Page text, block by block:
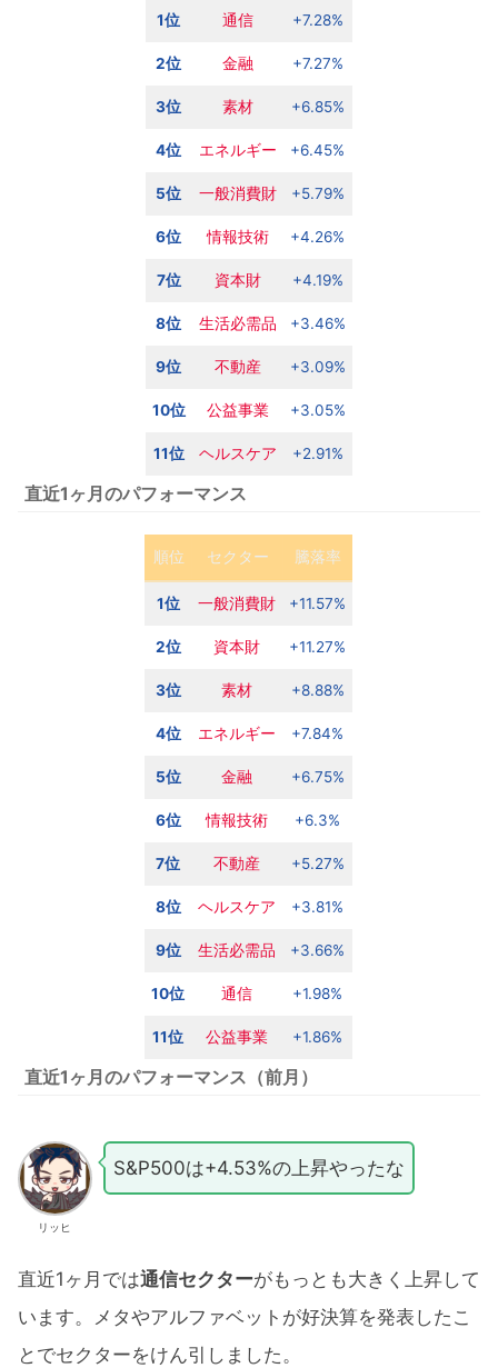
1位 通信 +7.28%
2位 金融 +7.27%
3位 素材 +6.85%
4位 エネルギー +6.45%
5位 一般消費財 +5.79%
6位 情報技術 +4.26%
7位 資本財 +4.19%
8位 生活必需品 +3.46%
9位 不動産 +3.09%
10位 公益事業 +3.05%
11位 ヘルスケア +2.91%
直近1ヶ月のパフォーマンス
順位 セクター 騰落率
1位 一般消費財 +11.57%
2位 資本財 +11.27%
3位 素材 +8.88%
4位 エネルギー +7.84%
5位 金融 +6.75%
6位 情報技術 +6.3%
7位 不動産 +5.27%
8位 ヘルスケア +3.81%
9位 生活必需品 +3.66%
10位 通信 +1.98%
11位 公益事業 +1.86%
直近1ヶ月のパフォーマンス（前月）
リッヒ
S&P500は+4.53%の上昇やったな
直近1ヶ月では通信セクターがもっとも大きく上昇して
います。メタやアルファベットが好決算を発表したこ
とでセクターをけん引しました。